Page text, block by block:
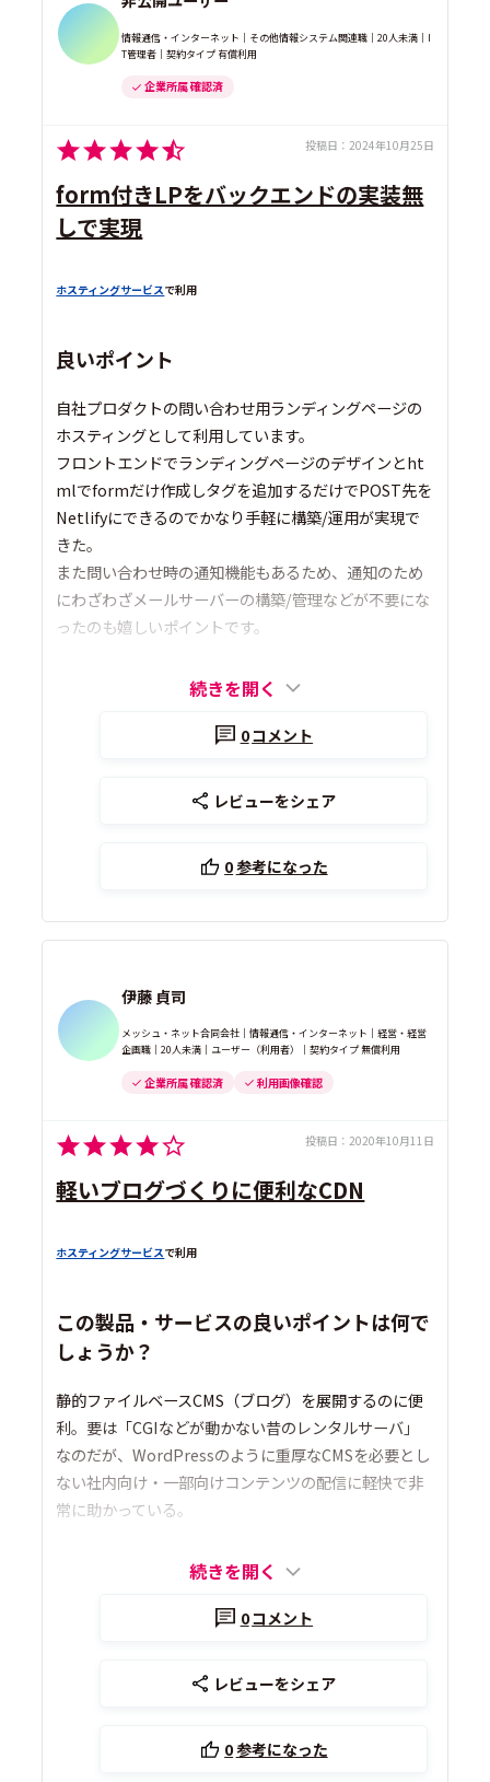
情報通信・インターネット｜その他情報システム関連職｜20人未満｜I
T管理者｜契約タイプ 有償利用
企業所属 確認済
投稿日： 2024年10月25日
form付きLPをバックエンドの実装無
しで実現
ホスティングサービスで利用
良いポイント
自社プロダクトの問い合わせ用ランディングページの
ホスティングとして利用しています。
フロントエンドでランディングページのデザインとht
mlでformだけ作成しタグを追加するだけでPOST先を
Netlifyにできるのでかなり手軽に構築/運用が実現で
きた。
また問い合わせ時の通知機能もあるため、通知のため
にわざわざメールサーバーの構築/管理などが不要にな
ったのも嬉しいポイントです。
続きを開く
0コメント
レビューをシェア
0参考になった
伊藤 貞司
メッシュ・ネット合同会社｜情報通信・インターネット｜経営・経営
企画職｜20人未満｜ユーザー（利用者）｜契約タイプ 無償利用
企業所属 確認済 利用画像確認
投稿日： 2020年10月11日
軽いブログづくりに便利なCDN
ホスティングサービスで利用
この製品・サービスの良いポイントは何で
しょうか？
静的ファイルベースCMS（ブログ）を展開するのに便
利。要は「CGIなどが動かない昔のレンタルサーバ」
なのだが、WordPressのように重厚なCMSを必要とし
ない社内向け・一部向けコンテンツの配信に軽快で非
常に助かっている。
続きを開く
0コメント
レビューをシェア
0参考になった